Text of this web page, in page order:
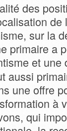
des
de
sur la
primaire a
et une
aussi
une offre
à
qui